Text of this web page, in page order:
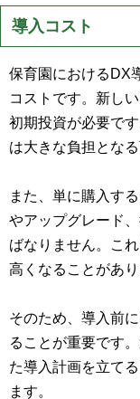
導入コスト
保育園におけるDX
コストです。新し
初期投資が必要で
は大きな負担とな
また、単に購入す
やアップグレード
ばなりません。こ
高くなることがあり
そのため、導入前
ることが重要です
た導入計画を立て
ます。